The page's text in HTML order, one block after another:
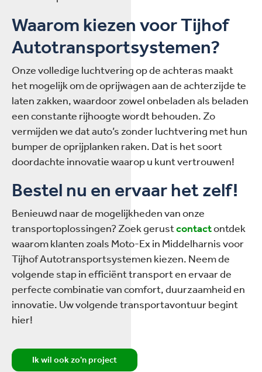
Waarom kiezen voor Tijhof
Autotransportsystemen?
Onze volledige luchtvering op de achteras maakt
het mogelijk om de oprijwagen aan de achterzijde te
laten zakken, waardoor zowel onbeladen als beladen
een constante rijhoogte wordt behouden. Zo
vermijden we dat auto’s zonder luchtvering met hun
bumper de oprijplanken raken. Dat is het soort
doordachte innovatie waarop u kunt vertrouwen!
Bestel nu en ervaar het zelf!
Benieuwd naar de mogelijkheden van onze
transportoplossingen? Zoek gerustcontactontdek
waarom klanten zoals Moto-Ex in Middelharnis voor
Tijhof Autotransportsystemen kiezen. Neem de
volgende stap in efficiënt transport en ervaar de
perfecte combinatie van comfort, duurzaamheid en
innovatie. Uw volgende transportavontuur begint
hier!
Ik wil ook zo'n project